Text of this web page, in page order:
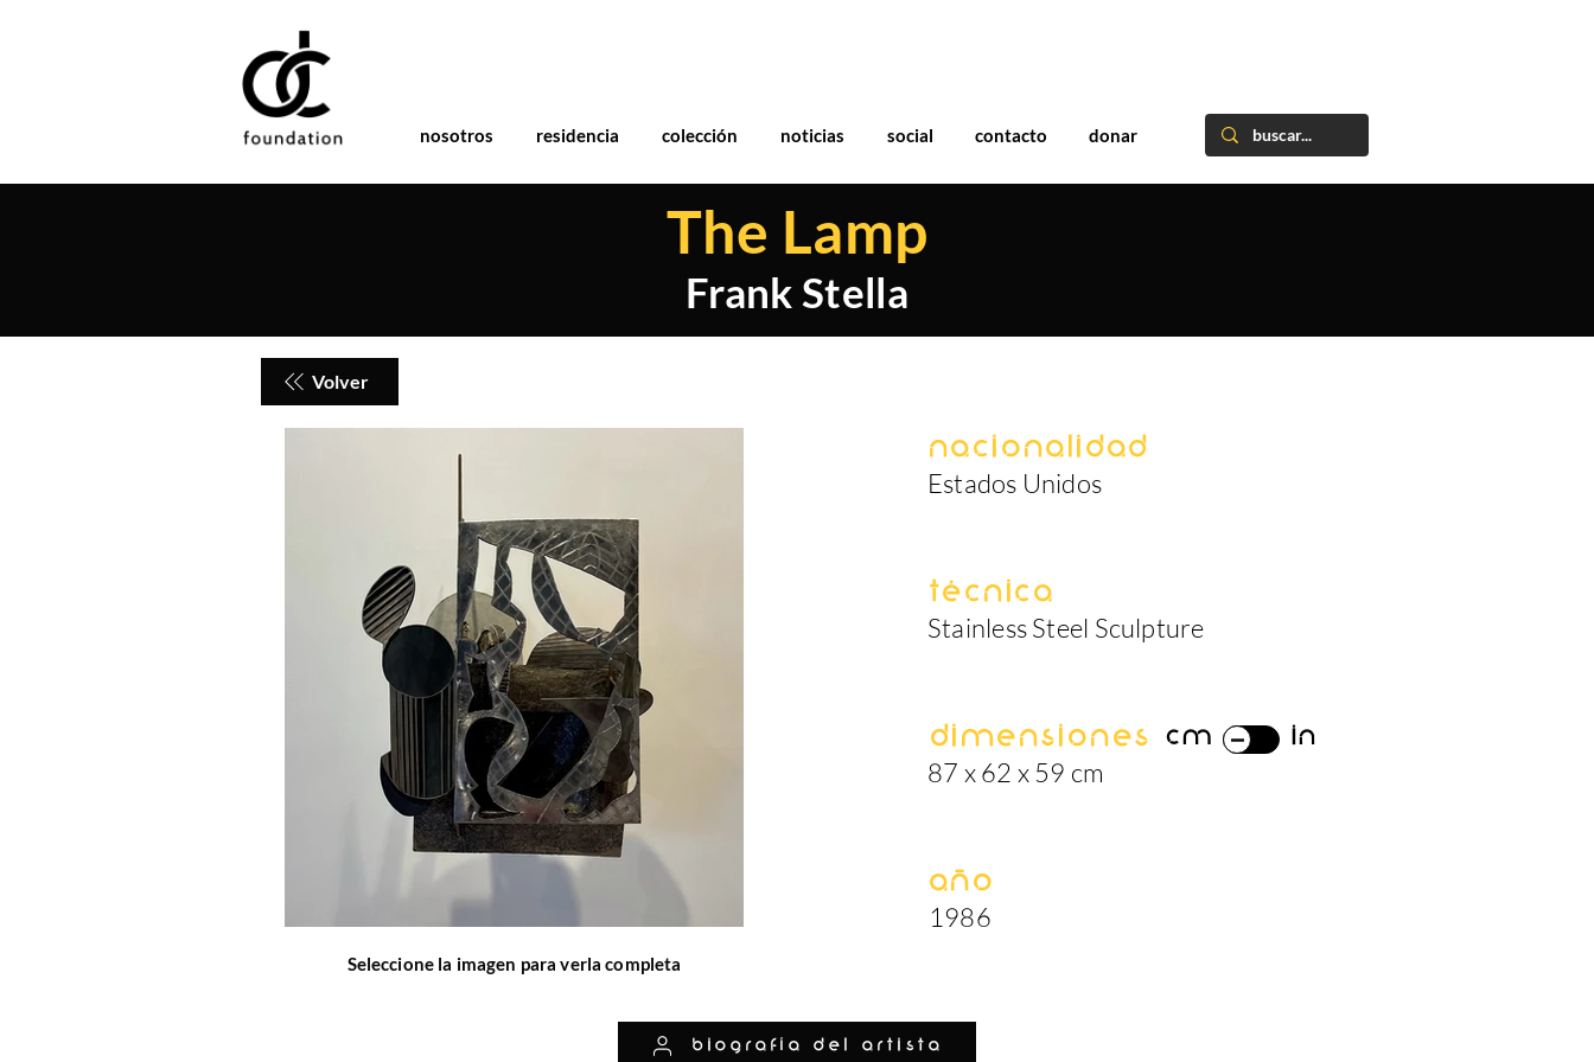
nosotros residencia colección noticias social contacto donar
The Lamp
Frank Stella
Volver
Nacionalidad
Estados Unidos
Técnica
Stainless Steel Sculpture
Dimensiones cm in
87 x 62 x 59 cm
Año
1986
Seleccione la imagen para verla completa
biografía del artista